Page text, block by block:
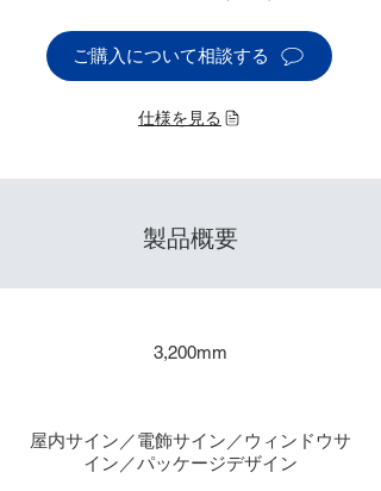
ご購入について相談する
仕様を見る
製品概要
3,200mm
屋内サイン／電飾サイン／ウィンドウサ
イン／パッケージデザイン